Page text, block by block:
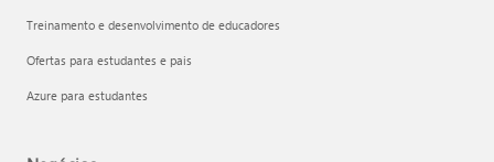
Treinamento e desenvolvimento de educadores
Ofertas para estudantes e pais
Azure para estudantes